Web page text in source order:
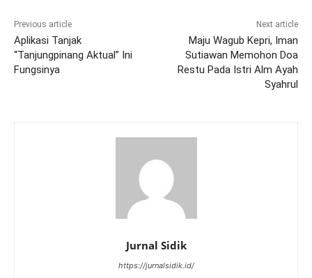
Previous article
Aplikasi Tanjak
“Tanjungpinang Aktual” Ini
Fungsinya
Next article
Maju Wagub Kepri, Iman
Sutiawan Memohon Doa
Restu Pada Istri Alm Ayah
Syahrul
Jurnal Sidik
https://jurnalsidik.id/